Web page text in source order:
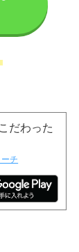
だわった
チ